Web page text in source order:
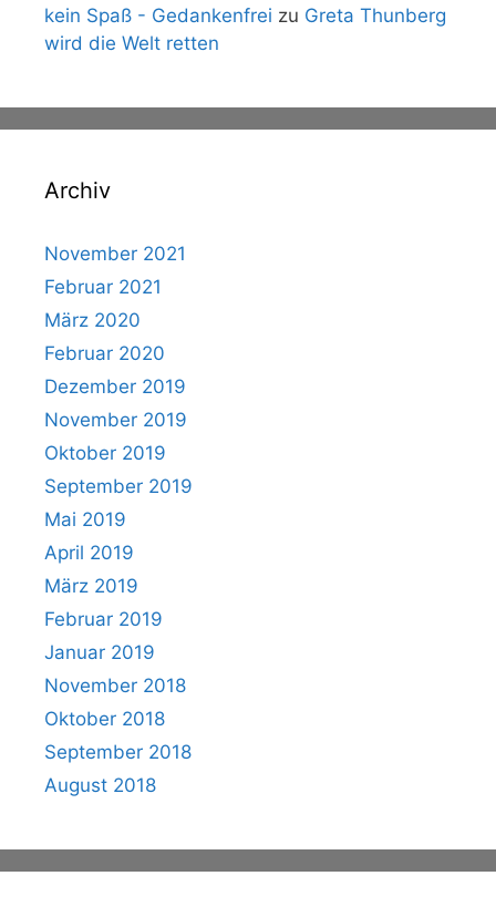
kein Spaß - Gedankenfrei zu Greta Thunberg
wird die Welt retten
Archiv
November 2021
Februar 2021
März 2020
Februar 2020
Dezember 2019
November 2019
Oktober 2019
September 2019
Mai 2019
April 2019
März 2019
Februar 2019
Januar 2019
November 2018
Oktober 2018
September 2018
August 2018